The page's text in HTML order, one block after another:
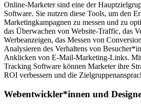
Online-Marketer sind eine der
Software. Sie nutzen diese Tools, um den
Marketingkampagnen zu messen und zu
das Überwachen von Website-Traffic, das
Werbeanzeigen, das Messen von
Analysieren des Verhaltens von
Anklicken von E-Mail-Marketing-Links.
Tracking Software können Marketer ihre
ROI verbessern und die
Webentwickler*innen und